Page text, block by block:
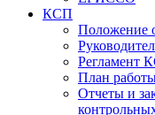
КСП
Положение
Регламент
План
Отчеты и